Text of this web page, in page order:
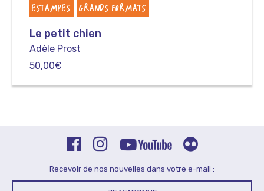
ESTAMPES GRANDS FORMATS
Le petit chien
Adèle Prost
50,00€
Recevoir de nos nouvelles dans votre e-mail :